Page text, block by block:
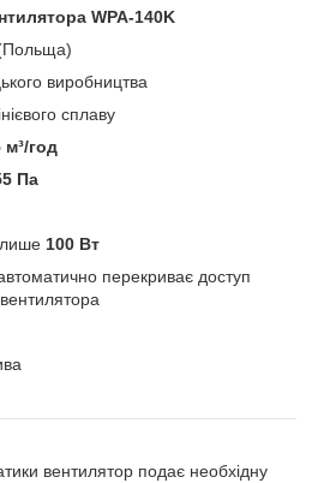
WPA-140K
виробництва
сплаву
м³/год
Па
лише 100 Вт
перекриває доступ
вентилятор подає необхідну